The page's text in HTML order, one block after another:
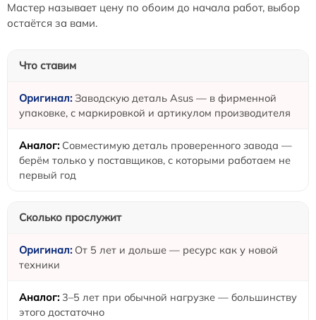
Мастер называет цену по обоим до начала работ, выбор
остаётся за вами.
Что ставим
Заводскую деталь Asus — в фирменной
упаковке, с маркировкой и артикулом производителя
Совместимую деталь проверенного завода —
берём только у поставщиков, с которыми работаем не
первый год
Сколько прослужит
От 5 лет и дольше — ресурс как у новой
техники
3–5 лет при обычной нагрузке — большинству
этого достаточно